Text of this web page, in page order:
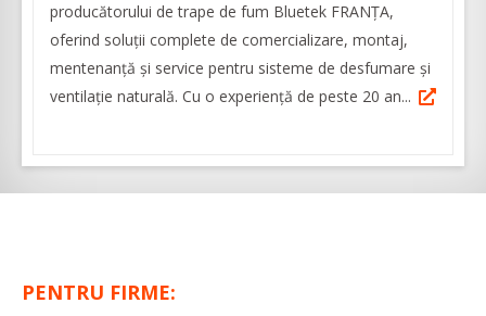
producătorului de trape de fum Bluetek FRANȚA,
oferind soluții complete de comercializare, montaj,
mentenanță și service pentru sisteme de desfumare și
ventilație naturală. Cu o experiență de peste 20 an...
PENTRU FIRME: